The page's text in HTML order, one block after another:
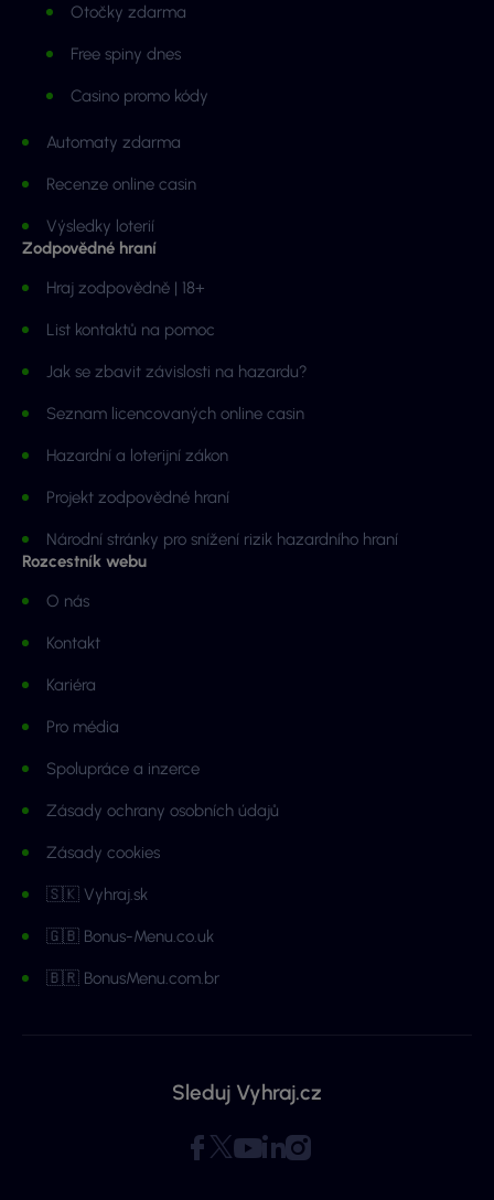
Otočky zdarma
Free spiny dnes
Casino promo kódy
Automaty zdarma
Recenze online casin
Výsledky loterií
Zodpovědné hraní
Hraj zodpovědně | 18+
List kontaktů na pomoc
Jak se zbavit závislosti na hazardu?
Seznam licencovaných online casin
Hazardní a loterijní zákon
Projekt zodpovědné hraní
Národní stránky pro snížení rizik hazardního hraní
Rozcestník webu
O nás
Kontakt
Kariéra
Pro média
Spolupráce a inzerce
Zásady ochrany osobních údajů
Zásady cookies
🇸🇰 Vyhraj.sk
🇬🇧 Bonus-Menu.co.uk
🇧🇷 BonusMenu.com.br
Sleduj Vyhraj.cz